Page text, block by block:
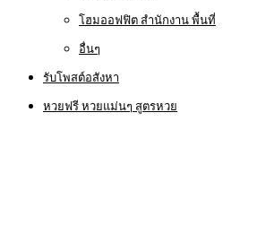
โฮมออฟฟิต สำนักงาน พื้นที่
อื่นๆ
รับโพสต์อสังหา
หวยฟรี หวยแม่นๆ สูตรหวย